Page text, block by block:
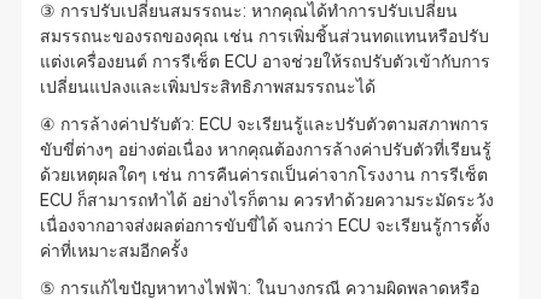
③ การปรับเปลี่ยนสมรรถนะ: หากคุณได้ทำการปรับเปลี่ยน
สมรรถนะของรถของคุณ เช่น การเพิ่มชิ้นส่วนทดแทนหรือปรับ
แต่งเครื่องยนต์ การรีเซ็ต ECU อาจช่วยให้รถปรับตัวเข้ากับการ
เปลี่ยนแปลงและเพิ่มประสิทธิภาพสมรรถนะได้
④ การล้างค่าปรับตัว: ECU จะเรียนรู้และปรับตัวตามสภาพการ
ขับขี่ต่างๆ อย่างต่อเนื่อง หากคุณต้องการล้างค่าปรับตัวที่เรียนรู้
ด้วยเหตุผลใดๆ เช่น การคืนค่ารถเป็นค่าจากโรงงาน การรีเซ็ต
ECU ก็สามารถทำได้ อย่างไรก็ตาม ควรทำด้วยความระมัดระวัง
เนื่องจากอาจส่งผลต่อการขับขี่ได้ จนกว่า ECU จะเรียนรู้การตั้ง
ค่าที่เหมาะสมอีกครั้ง
⑤ การแก้ไขปัญหาทางไฟฟ้า: ในบางกรณี ความผิดพลาดหรือ